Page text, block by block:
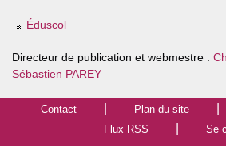
Éduscol
Directeur de publication et webmestre :
Sébastien PAREY
Contact Plan du site
Flux RSS
Se